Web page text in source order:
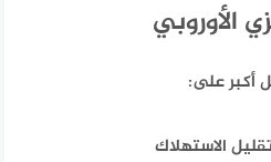
الأوروبي
أكبر على:
الاستهلاك